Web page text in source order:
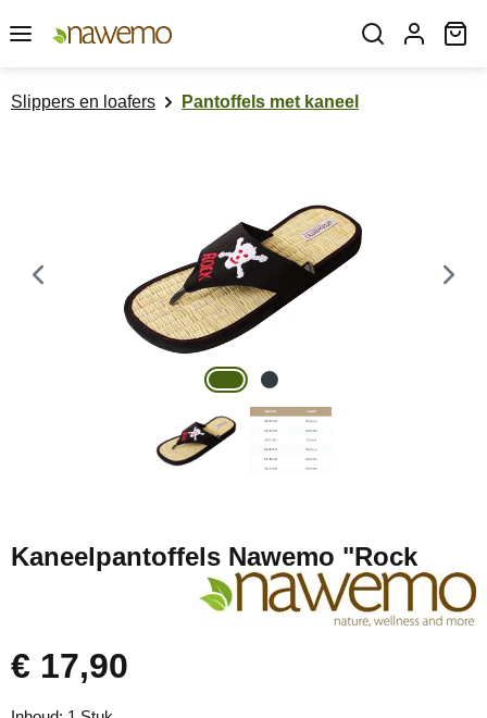
Ga naar de hoofdinhoud
Slippers en loafers Pantoffels met kaneel
Kaneelpantoffels Nawemo "Rock
Normale prijs:
€ 17,90